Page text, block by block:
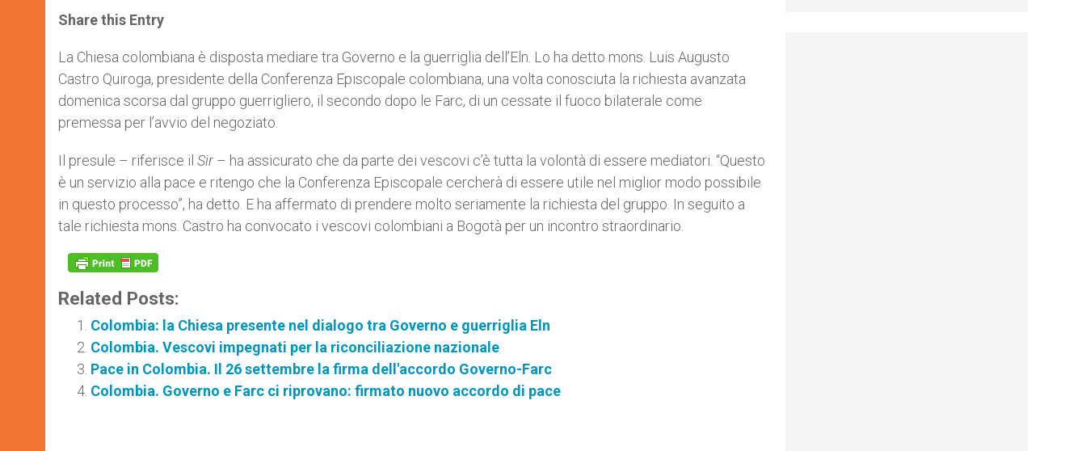
t
s
p
p
s
e
g
e
r
e
b
o
k
r
Share this Entry
La Chiesa colombiana è disposta mediare tra Governo e la guerriglia dell’Eln. Lo ha detto mons. Luis Augusto
Castro Quiroga, presidente della Conferenza Episcopale colombiana, una volta conosciuta la richiesta avanzata
domenica scorsa dal gruppo guerrigliero, il secondo dopo le Farc, di un cessate il fuoco bilaterale come
premessa per l’avvio del negoziato.
Il presule – riferisce il Sir– ha assicurato che da parte dei vescovi c’è tutta la volontà di essere mediatori. “Questo
è un servizio alla pace e ritengo che la Conferenza Episcopale cercherà di essere utile nel miglior modo possibile
in questo processo”, ha detto. E ha affermato di prendere molto seriamente la richiesta del gruppo. In seguito a
tale richiesta mons. Castro ha convocato i vescovi colombiani a Bogotà per un incontro straordinario.
Related Posts:
Colombia: la Chiesa presente nel dialogo tra Governo e guerriglia Eln
Colombia. Vescovi impegnati per la riconciliazione nazionale
Pace in Colombia. Il 26 settembre la firma dell'accordo Governo-Farc
Colombia. Governo e Farc ci riprovano: firmato nuovo accordo di pace